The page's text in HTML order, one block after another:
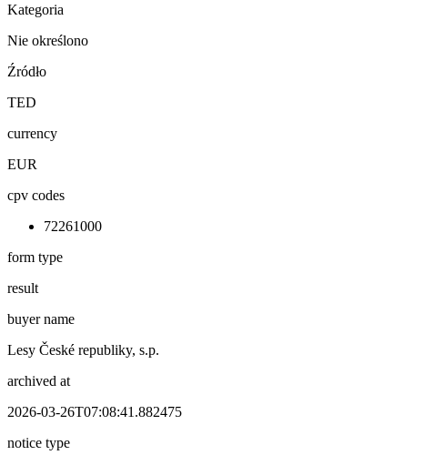
Kategoria
Nie określono
Źródło
TED
currency
EUR
cpv codes
72261000
form type
result
buyer name
Lesy České republiky, s.p.
archived at
2026-03-26T07:08:41.882475
notice type